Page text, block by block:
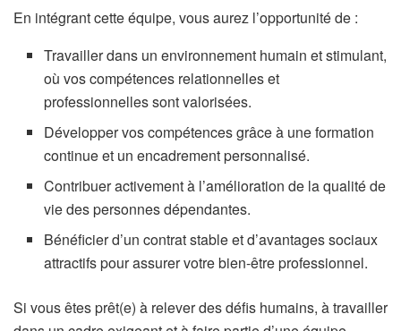
En intégrant cette équipe, vous aurez l’opportunité de :
Travailler dans un environnement humain et stimulant,
où vos compétences relationnelles et
professionnelles sont valorisées.
Développer vos compétences grâce à une formation
continue et un encadrement personnalisé.
Contribuer activement à l’amélioration de la qualité de
vie des personnes dépendantes.
Bénéficier d’un contrat stable et d’avantages sociaux
attractifs pour assurer votre bien-être professionnel.
Si vous êtes prêt(e) à relever des défis humains, à travailler